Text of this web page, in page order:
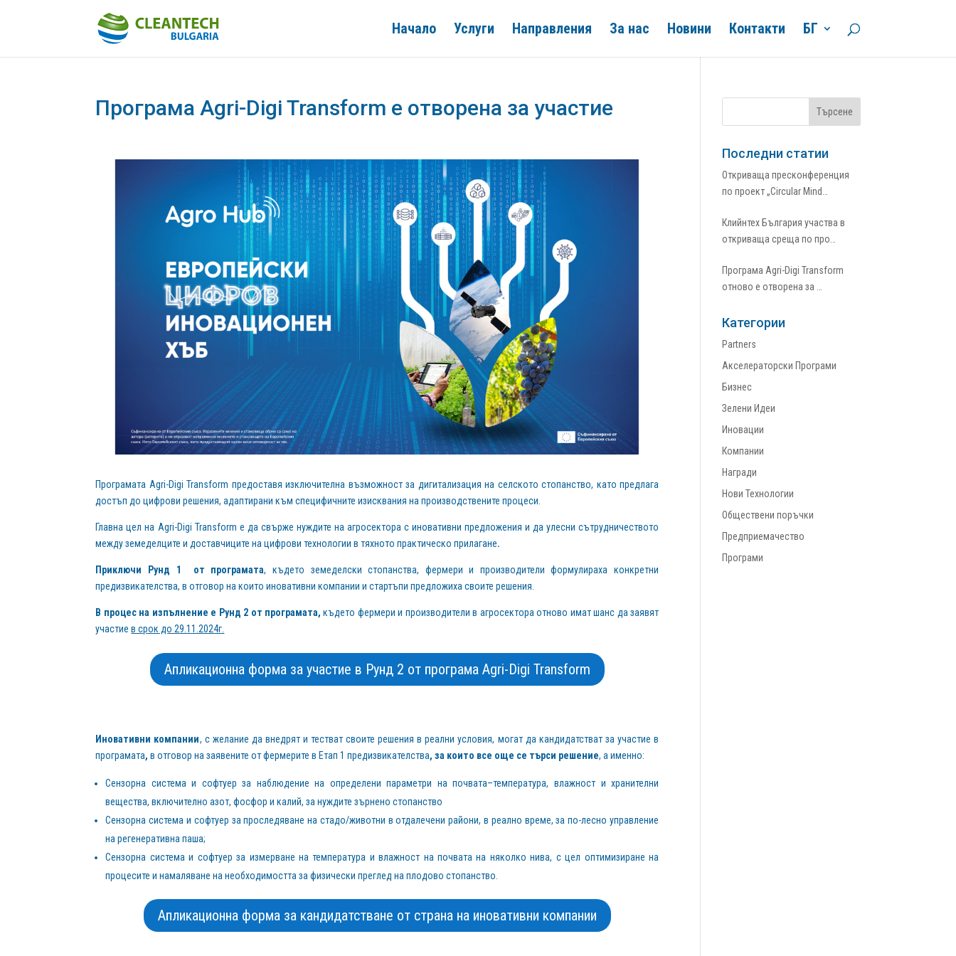
Начало Услуги Направления За нас Новини Контакти БГ
Програма Agri-Digi Transform е отворена за участие
Програмата Agri-Digi Transform предоставя изключителна възможност за дигитализация на селското стопанство, като предлага
достъп до цифрови решения, адаптирани към специфичните изисквания на производствените процеси.
Главна цел на Agri-Digi Transform е да свърже нуждите на агросектора с иновативни предложения и да улесни сътрудничеството
между земеделците и доставчиците на цифрови технологии в тяхното практическо прилагане.
Приключи Рунд 1 от програмата, където земеделски стопанства, фермери и производители формулираха конкретни
предизвикателства, в отговор на които иновативни компании и стартъпи предложиха своите решения.
В процес на изпълнение е Рунд 2 от програмата,където фермери и производители в агросектора отново имат шанс да заявят
участиев срок до 29.11.2024г.
Aпликационна формa за участие в Рунд 2 от програма Agri-Digi Transform
Иновативни компании, с желание да внедрят и тестват своите решения в реални условия, могат да кандидатстват за участие в
програмата,в отговор на заявените от фермерите в Етап 1 предизвикателства, за които все още се търси решение, а именно:
Сензорна система и софтуер за наблюдение на определени параметри на почвата–температура, влажност и хранителни
вещества, включително азот, фосфор и калий, за нуждите зърнено стопанство
Сензорна система и софтуер за проследяване на стадо/животни в отдалечени райони, в реално време, за по-лесно управление
на регенеративна паша;
Сензорна система и софтуер за измерване на температура и влажност на почвата на няколко нива, с цел оптимизиране на
процесите и намаляване на необходимостта за физически преглед на плодово стопанство.
Aпликационна формa за кандидатстване от страна на иновативни компании
Последни статии
Откриваща пресконференция
по проект „Circular Mind…
Клийнтех България участва в
откриваща среща по про…
Програма Agri-Digi Transform
отново е отворена за …
Категории
Partners
Акселераторски Програми
Бизнес
Зелени Идеи
Иновации
Компании
Награди
Нови Технологии
Обществени поръчки
Предприемачество
Програми